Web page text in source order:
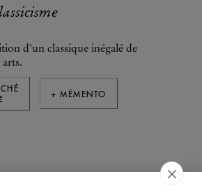
d'un classique inégalé de
arts.
+ MÉMENTO